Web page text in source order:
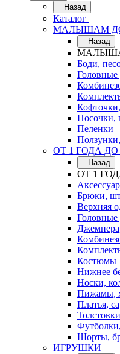
Назад
Каталог
МАЛЫШАМ
Назад
Боди,
Носочки,
Пеленки
ОТ 1 ГОДА ДО
Назад
ОТ 1
Брюки,
Верхняя
Костюмы
Нижнее
Носки,
Пижамы,
Платья,
Шорты,
ИГРУШКИ